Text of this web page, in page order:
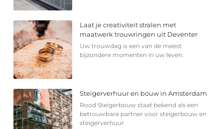
Laat je creativiteit stralen met
maatwerk trouwringen uit Deventer
Uw trouwdag is een van de meest
bijzondere momenten in uw leven.
Steigerverhuur en bouw in Amsterdam
Rood Steigerbouw staat bekend als een
betrouwbare partner voor steigerbouw en
steigerverhuur